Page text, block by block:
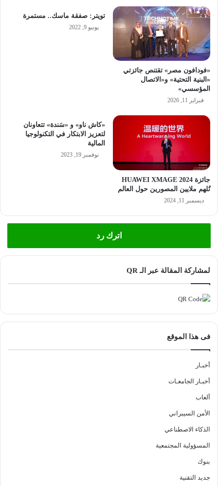
«فودافون مصر» تقتنص جائزتي
«البنية التحتية» و«الاتصال
المؤسسي»
فبراير 11, 2026
تويتر: صفقة ماسك.. مستمرة
يونيو 9, 2022
جائزة HUAWEI XMAGE 2024
تُلهم ملايين المصورين حول العالم
ديسمبر 11, 2024
«كاش ناو» و «سَندة» تتعاونان
لتعزيز الابتكار في التكنولوجيا
المالية
نوفمبر 19, 2023
اترك رد
لمشاركة المقالة عبر الـ QR
فى هذا الموقع
أخبـار
أخبـار الجامعـات
ألعاب
الأمن السيبراني
الذكاء الاصطناعي
المسؤولية المجتمعية
بنوك
جديد التقنية